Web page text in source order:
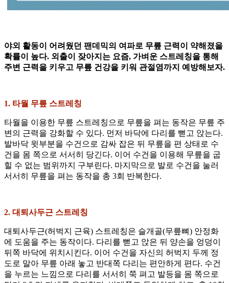
야외 활동이 어려웠던 팬데믹의 여파로 무릎 근력이 약해졌을
확률이 높다. 외출이 잦아지는 요즘, 가벼운 스트레칭을 통해
주변 근력을 키우고 무릎 건강을 키워 관절염까지 예방해보자.
1. 타월 무릎 스트레칭
타월을 이용한 무릎 스트레칭으로 무릎을 펴는 동작은 무릎 주
변의 근력을 강화할 수 있다. 먼저 바닥에 다리를 뻗고 앉는다.
발바닥 윗부분을 수건으로 감싸 잡은 뒤 무릎을 편 상태로 수
건을 몸 쪽으로 서서히 당긴다. 이어 수건을 이용해 무릎을 굽
힐 수 없는 범위까지 구부린다. 마지막으로 발로 수건을 눌러
서서히 무릎을 펴는 동작을 총 3회 반복한다.
2. 대퇴사두근 스트레칭
대퇴사두근(허벅지 근육) 스트레칭은 슬개골(무릎뼈) 안정화
에 도움을 주는 동작이다. 다리를 뻗고 앉은 뒤 양손을 엉덩이
뒤쪽 바닥에 위치시킨다. 이어 수건을 자신의 허벅지 두께 정
도로 말아 무릎 아래 놓고 반대쪽 다리는 편안하게 편다. 수건
을 누르는 느낌으로 다리를 서서히 쭉 펴고 발등을 몸 쪽으로